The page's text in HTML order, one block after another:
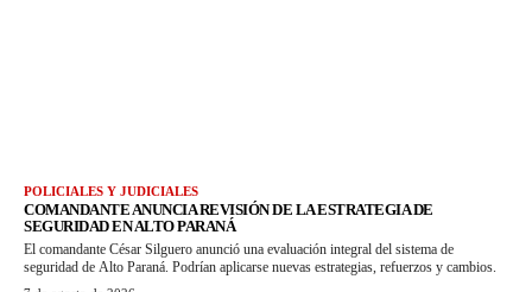
POLICIALES Y JUDICIALES
COMANDANTE ANUNCIA REVISIÓN DE LA ESTRATEGIA DE
SEGURIDAD EN ALTO PARANÁ
El comandante César Silguero anunció una evaluación integral del sistema de
seguridad de Alto Paraná. Podrían aplicarse nuevas estrategias, refuerzos y cambios.